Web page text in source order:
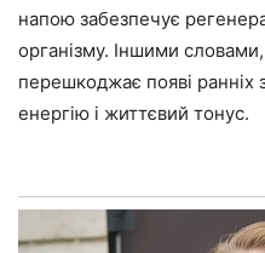
напою забезпечує
організму. Іншими
перешкоджає появі
енергію і життєвий тонус.